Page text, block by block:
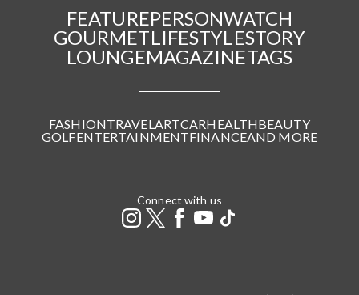
FEATUREPERSONWATCH
GOURMETLIFESTYLESTORY
LOUNGEMAGAZINETAGS
FASHIONTRAVELARTCARHEALTHBEAUTY
GOLFENTERTAINMENTFINANCEAND MORE
Connect with us